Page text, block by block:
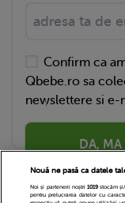
Confirm ca
Qbebe.ro sa
newslettere si
DA,
Nouă ne pasă ca datele
Noi și partenerii noștri 1019stocăm
pentru prelucrarea datelor cu